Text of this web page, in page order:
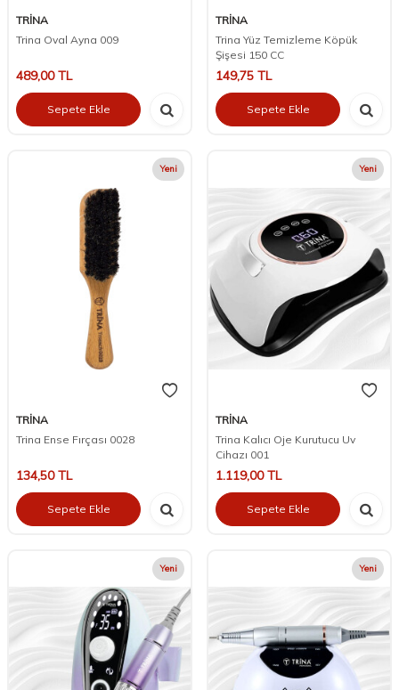
TRİNA
Trina Oval Ayna 009
489,00TL
Sepete Ekle
TRİNA
Trina Yüz Temizleme Köpük
Şişesi 150 CC
149,75 TL
Sepete Ekle
Yeni
TRİNA
Trina Ense Fırçası 0028
134,50TL
Sepete Ekle
Yeni
TRİNA
Trina Kalıcı Oje Kurutucu Uv
Cihazı 001
1.119,00TL
Sepete Ekle
Yeni Yeni